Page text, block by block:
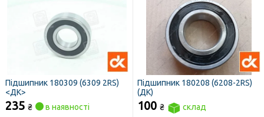
Підшипник 180309 (6309 2RS)
<ДК>
235 ₴ в наявності
Підшипник 180208 (6208-2RS)
(ДК)
100 ₴ склад